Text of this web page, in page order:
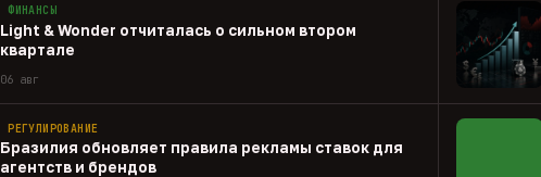
ФИНАНСЫ
Light & Wonder отчиталась о сильном втором
квартале
06 авг
РЕГУЛИРОВАНИЕ
Бразилия обновляет правила рекламы ставок для
агентств и брендов